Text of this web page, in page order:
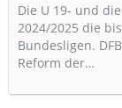
Die U 19- und
2024/2025 die
Bundesligen.
Reform der…